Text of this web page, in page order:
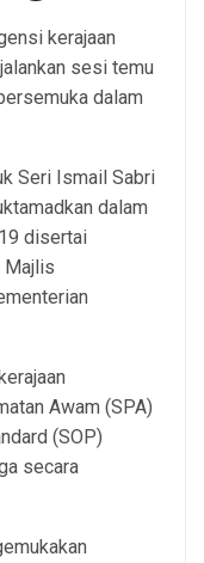
kerajaan
sesi temu
dalam
Seri Ismail Sabri
dalam
disertai
Majlis
Awam (SPA)
(SOP)
secara